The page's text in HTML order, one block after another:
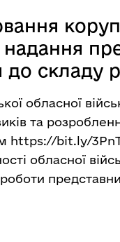
надання
складу
обласної
та
https://bit.ly/
обласної